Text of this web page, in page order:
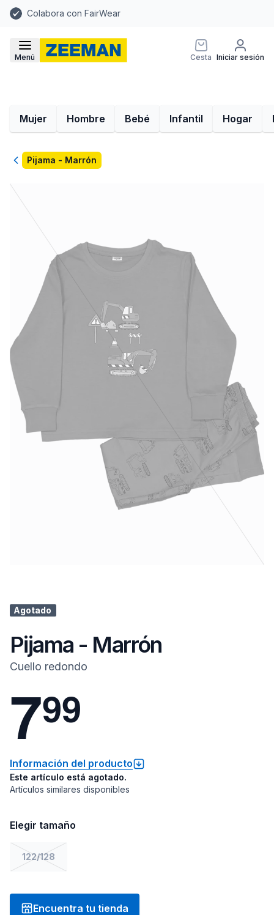
Colabora con FairWear
Menú Cesta Iniciar sesión
Mujer Hombre Bebé Infantil Hogar
VolverPijama - Marrón
Agotado
Pijama - Marrón
Cuello redondo
799
Información del producto
Este artículo está agotado.
Artículos similares disponibles
Elegir tamaño
122/128
Encuentra tu tienda